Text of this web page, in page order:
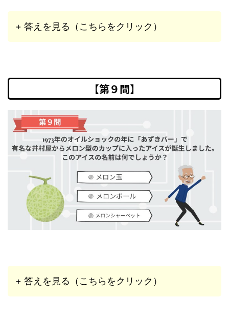
+ 答えを見る（こちらをクリック）
【第９問】
+ 答えを見る（こちらをクリック）